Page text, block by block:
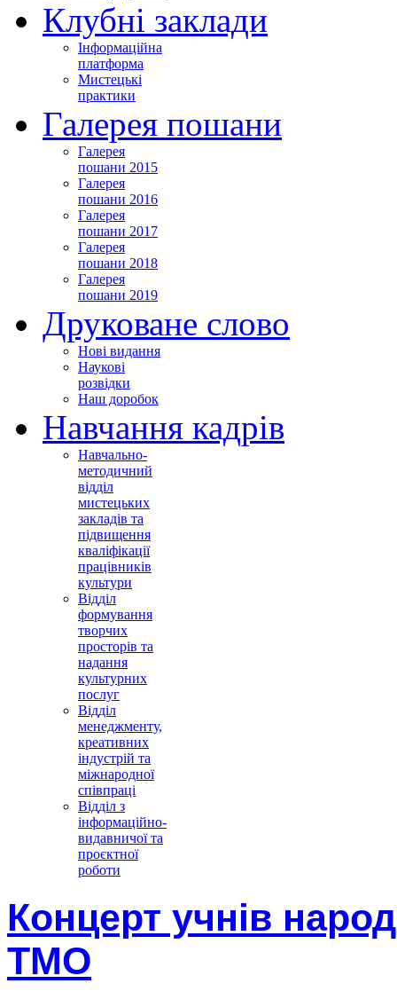
Клубні заклади
Інформаційна
платформа
Мистецькі
практики
Галерея пошани
Галерея
пошани 2015
Галерея
пошани 2016
Галерея
пошани 2017
Галерея
пошани 2018
Галерея
пошани 2019
Друковане слово
Нові видання
Наукові
розвідки
Наш доробок
Навчання кадрів
Навчально-
методичний
відділ
мистецьких
закладів та
підвищення
кваліфікації
працівників
культури
Відділ
формування
творчих
просторів та
надання
культурних
послуг
Відділ
менеджменту,
креативних
індустрій та
міжнародної
співпраці
Відділ з
інформаційно-
видавничої та
проєктної
роботи
Концерт учнів
ТМО